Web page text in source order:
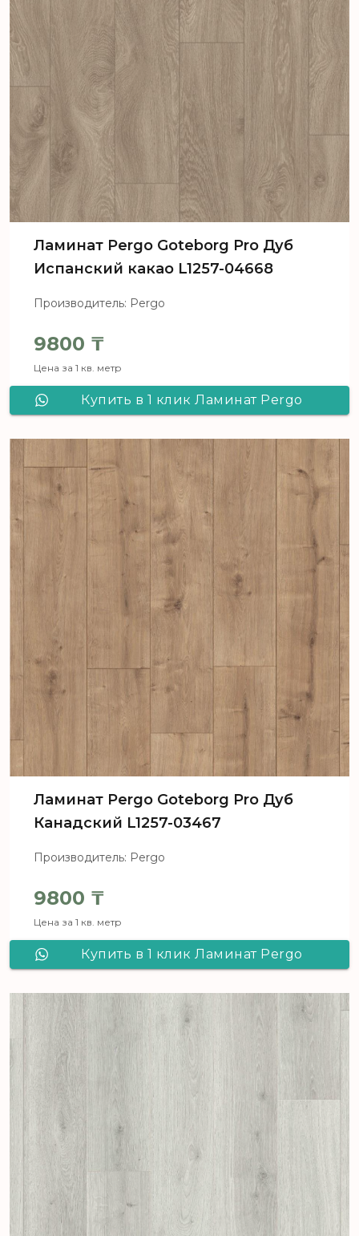
Ламинат Pergo Goteborg Pro Дуб
Испанский какао L1257-04668
Производитель: Pergo
9800 ₸
Цена за 1 кв. метр
Купить в 1 клик Ламинат Pergo
Ламинат Pergo Goteborg Pro Дуб
Канадский L1257-03467
Производитель: Pergo
9800 ₸
Цена за 1 кв. метр
Купить в 1 клик Ламинат Pergo
03467